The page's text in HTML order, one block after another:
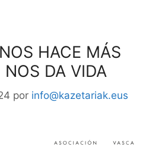
HACE MÁS
DA VIDA
por info@kazetariak.eus